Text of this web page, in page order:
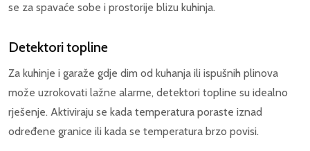
se za spavaće sobe i prostorije blizu kuhinja.
Detektori topline
Za kuhinje i garaže gdje dim od kuhanja ili ispušnih plinova
može uzrokovati lažne alarme, detektori topline su idealno
rješenje. Aktiviraju se kada temperatura poraste iznad
određene granice ili kada se temperatura brzo povisi.